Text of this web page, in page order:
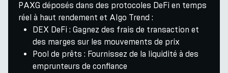
PAXG déposés dans des protocoles DeFi en temps
réel à haut rendement et Algo Trend :
DEX DeFi : Gagnez des frais de transaction et
des marges sur les mouvements de prix
Pool de prêts : Fournissez de la liquidité à des
emprunteurs de confiance